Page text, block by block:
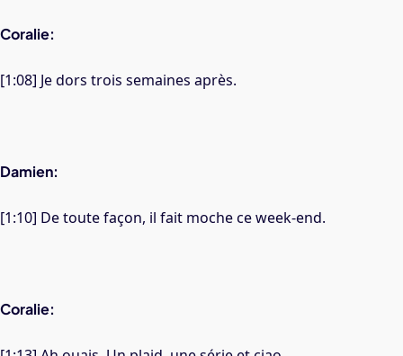
Coralie:
[1:08] Je dors trois semaines après.
Damien:
[1:10] De toute façon, il fait moche ce week-end.
Coralie: